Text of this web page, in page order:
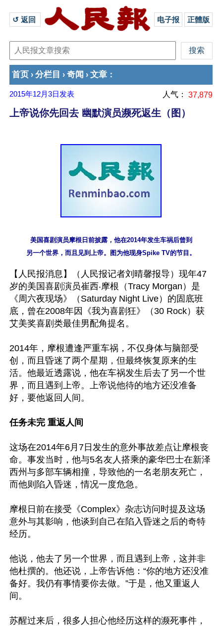
↺ 返回 电子报 正體版
首页 › 分栏目 › 奇闻 › 文章 ：
2015年12月3日 发表 人气： 37,879
上帝说你先回去 幽默演员濒死返生（图）
美国喜剧演员摩根日前披露，他在2014年发生车祸后曾到
【人民报消息】（人民报记者刘晴馨报导）现年47
岁的美国喜剧演员崔西‧摩根（Tracy Morgan）是
《周六夜现场》（Saturday Night Live）的固底班
底，曾在2008年因《我为喜剧狂》（30 Rock）获
艾美奖喜剧类最佳男配角提名。
2014年，摩根遭逢严重车祸，不仅身体与脑部受
创，而且昏迷了两个星期，但最终恢复原来的生
活。他最近透露说，他在车祸发生后去了另一个世
界，而且遇到上帝。上帝说他待的地方还没准备
好，要他返回人间。
任务未完 重返人间
这场在2014年6月7日发生的意外事故差点让摩根丧
命。事发当时，他与5名友人搭乘的豪华巴士在新泽
西州与多部车辆相撞，导致他的一名老朋友死亡，
而他则陷入昏迷，情况一度危急。
摩根日前在接受《Complex》杂志访问时提及这场
意外与其影响，他谈到自己在陷入昏迷之后的奇特
经历。
他说，他去了另一个世界，而且遇到上帝，这并非
他杜撰的。他还说，上帝告诉他：“你的地方还没准
备好。我仍有事情要你去做。”于是，他又重返人
间。
苏醒过来后，很多人担心他经历这样的濒死事件，